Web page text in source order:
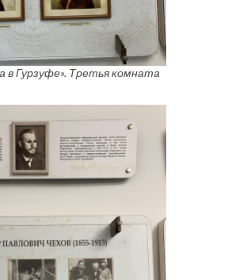
в Гурзуфе». Третья комната